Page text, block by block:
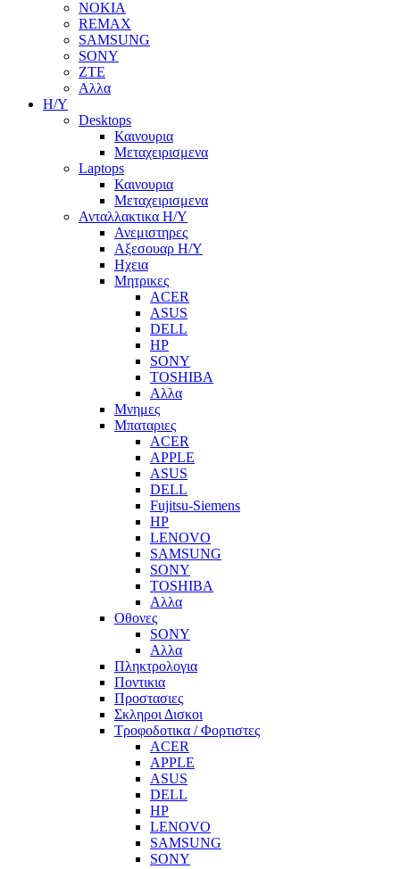
NOKIA
REMAX
SAMSUNG
SONY
ZTE
Αλλα
Η/Υ
Desktops
Καινουρια
Μεταχειρισμενα
Laptops
Καινουρια
Μεταχειρισμενα
Ανταλλακτικα H/Y
Ανεμιστηρες
Αξεσουαρ Η/Υ
Ηχεια
Μητρικες
ACER
ASUS
DELL
HP
SONY
TOSHIBA
Αλλα
Μνημες
Μπαταριες
ACER
APPLE
ASUS
DELL
Fujitsu-Siemens
HP
LENOVO
SAMSUNG
SONY
TOSHIBA
Αλλα
Οθονες
SONY
Αλλα
Πληκτρολογια
Ποντικια
Προστασιες
Σκληροι Δισκοι
Τροφοδοτικα / Φορτιστες
ACER
APPLE
ASUS
DELL
HP
LENOVO
SAMSUNG
SONY